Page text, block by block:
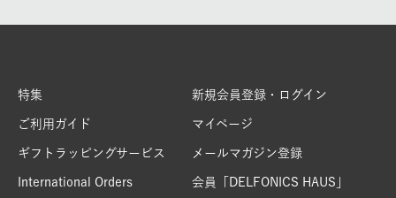
特集
ご利用ガイド
ギフトラッピングサービス
International Orders
新規会員登録・ログイン
マイページ
メールマガジン登録
会員「DELFONICS HAUS」